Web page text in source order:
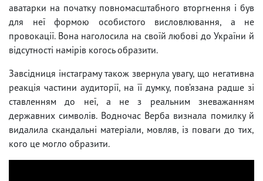
аватарки на початку повномасштабного вторгнення і був
для неї формою особистого висловлювання, а не
провокації. Вона наголосила на своїй любові до України й
відсутності намірів когось образити.
Завсідниця інстаграму також звернула увагу, що негативна
реакція частини аудиторії, на її думку, пов’язана радше зі
ставленням до неї, а не з реальним зневажанням
державних символів. Водночас Верба визнала помилку й
видалила скандальні матеріали, мовляв, із поваги до тих,
кого це могло образити.